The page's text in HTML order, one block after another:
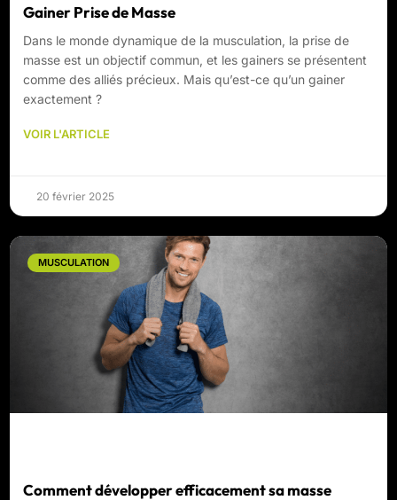
Gainer Prise de Masse
Dans le monde dynamique de la musculation, la prise de
masse est un objectif commun, et les gainers se présentent
comme des alliés précieux. Mais qu’est-ce qu’un gainer
exactement ?
VOIR L'ARTICLE
20 février 2025
MUSCULATION
Comment développer efficacement sa masse